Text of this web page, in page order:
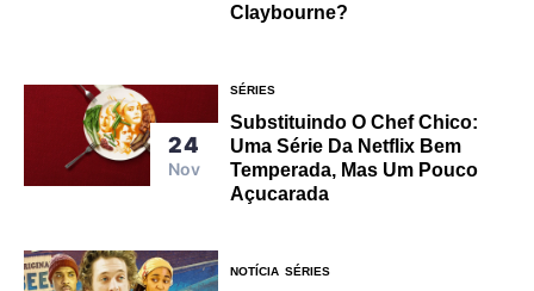
Claybourne?
24
Nov
SÉRIES
Substituindo O Chef Chico:
Uma Série Da Netflix Bem
Temperada, Mas Um Pouco
Açucarada
NOTÍCIA SÉRIES